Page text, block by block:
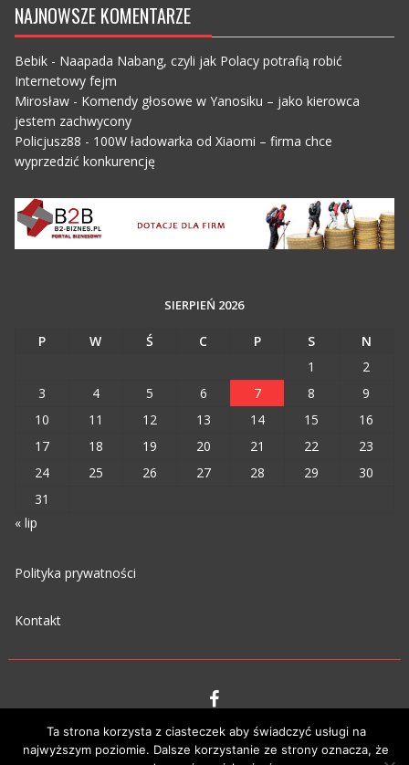
NAJNOWSZE KOMENTARZE
Bebik- Naapada Nabang, czyli jak Polacy potrafią robić
Internetowy fejm
Mirosław- Komendy głosowe w Yanosiku – jako kierowca
jestem zachwycony
Policjusz88 - 100W ładowarka od Xiaomi – firma chce
wyprzedzić konkurencję
SIERPIEŃ 2026
P W Ś C P S
N
1
2
3
4 5 6 7 8
9
10
11 12 13 14 15
16
17
18 19 20 21 22
23
24
25 26 27 28 29
30
31
« lip
Polityka prywatności
Kontakt
VIPM © 2023
Ta strona korzysta z ciasteczek aby świadczyć usługi na
najwyższym poziomie. Dalsze korzystanie ze strony oznacza, że